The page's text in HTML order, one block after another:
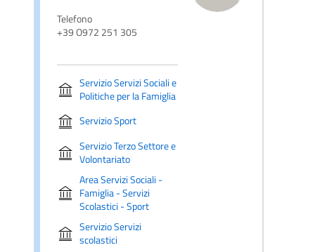
Telefono
+39 O972 251 305
Servizio Servizi Sociali e
Politiche per la Famiglia
Servizio Sport
Servizio Terzo Settore e
Volontariato
Area Servizi Sociali -
Famiglia - Servizi
Scolastici - Sport
Servizio Servizi
scolastici